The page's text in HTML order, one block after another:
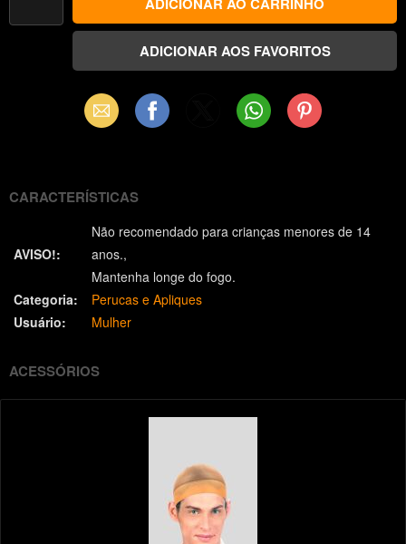
Email Facebook WhatsAppPinterest
CARACTERÍSTICAS
AVISO!:
Não recomendado para crianças menores de 14
anos.
Mantenha longe do fogo.
Categoria:
Perucas e Apliques
Usuário:
Mulher
ACESSÓRIOS